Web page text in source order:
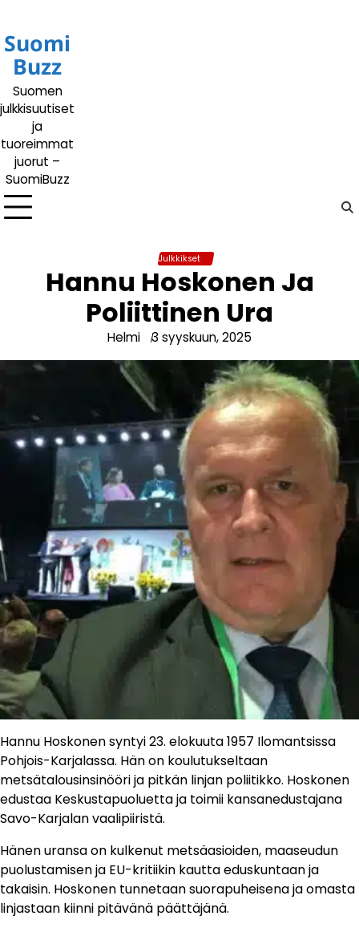
Suomi
Buzz
Suomen
julkkisuutiset
ja
tuoreimmat
juorut –
SuomiBuzz
Julkkikset
Hannu Hoskonen Ja
Poliittinen Ura
Helmi 3 syyskuun, 2025
Hannu Hoskonen syntyi 23. elokuuta 1957 Ilomantsissa
Pohjois-Karjalassa. Hän on koulutukseltaan
metsätalousinsinööri ja pitkän linjan poliitikko. Hoskonen
edustaa Keskustapuoluetta ja toimii kansanedustajana
Savo-Karjalan vaalipiiristä.
Hänen uransa on kulkenut metsäasioiden, maaseudun
puolustamisen ja EU-kritiikin kautta eduskuntaan ja
takaisin. Hoskonen tunnetaan suorapuheisena ja omasta
linjastaan kiinni pitävänä päättäjänä.